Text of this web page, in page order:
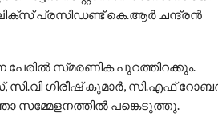
പ്രസിഡണ്ട് കെ.ആർ ചന്ദ്രൻ
പേരിൽ സ്‌മരണിക പുറത്തിറക്കും.
സി.വി ഗിരീഷ് കുമാർ, സി.എഫ്
സമ്മേളനത്തിൽ പങ്കെടുത്തു.